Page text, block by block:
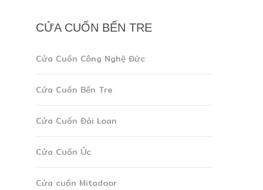
CỬA CUỐN BẾN TRE
Cửa Cuốn Công Nghệ Đức
Cửa Cuốn Bến Tre
Cửa Cuốn Đài Loan
Cửa Cuốn Úc
Cửa cuốn Mitadoor